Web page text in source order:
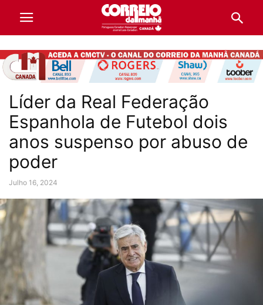
Líder da Real Federação
Espanhola de Futebol dois
anos suspenso por abuso de
poder
Julho 16, 2024